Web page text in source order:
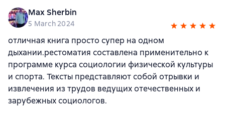
Max Sherbin
5 March 2024
отличная книга просто супер на одном
дыхании.рестоматия составлена применительно к
программе курса социологии физической культуры
и спорта. Тексты представляют собой отрывки и
извлечения из трудов ведущих отечественных и
зарубежных социологов.